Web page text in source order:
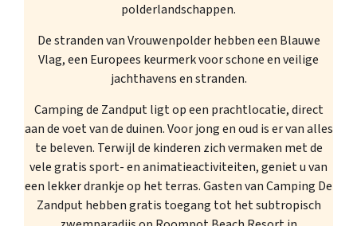
polderlandschappen.
De stranden van Vrouwenpolder hebben een Blauwe
Vlag, een Europees keurmerk voor schone en veilige
jachthavens en stranden.
Camping de Zandput ligt op een prachtlocatie, direct
aan de voet van de duinen. Voor jong en oud is er van alles
te beleven. Terwijl de kinderen zich vermaken met de
vele gratis sport- en animatieactiviteiten, geniet u van
een lekker drankje op het terras. Gasten van Camping De
Zandput hebben gratis toegang tot het subtropisch